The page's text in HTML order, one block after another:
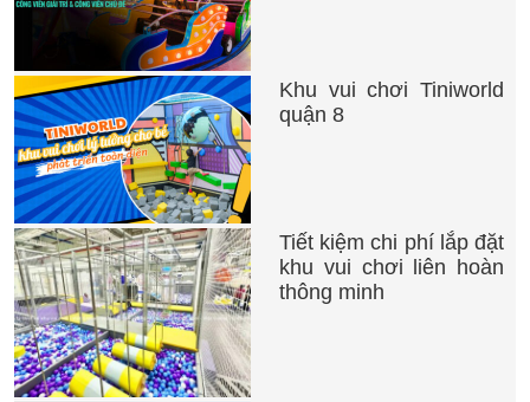
Khu vui chơi Tiniworld
quận 8
Tiết kiệm chi phí lắp đặt
khu vui chơi liên hoàn
thông minh